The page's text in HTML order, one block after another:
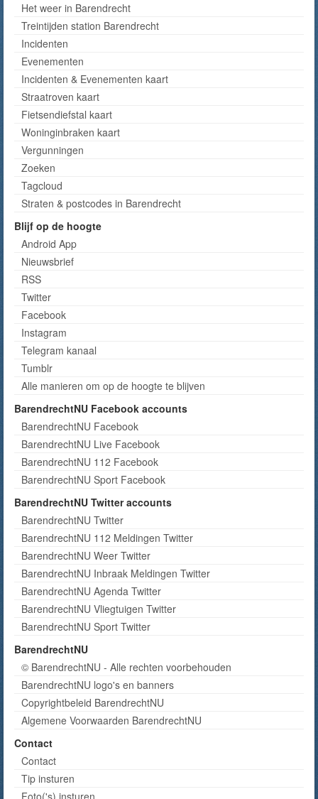
Het weer in Barendrecht
Treintijden station Barendrecht
Incidenten
Evenementen
Incidenten & Evenementen kaart
Straatroven kaart
Fietsendiefstal kaart
Woninginbraken kaart
Vergunningen
Zoeken
Tagcloud
Straten & postcodes in Barendrecht
Blijf op de hoogte
Android App
Nieuwsbrief
RSS
Twitter
Facebook
Instagram
Telegram kanaal
Tumblr
Alle manieren om op de hoogte te blijven
BarendrechtNU Facebook accounts
BarendrechtNU Facebook
BarendrechtNU Live Facebook
BarendrechtNU 112 Facebook
BarendrechtNU Sport Facebook
BarendrechtNU Twitter accounts
BarendrechtNU Twitter
BarendrechtNU 112 Meldingen Twitter
BarendrechtNU Weer Twitter
BarendrechtNU Inbraak Meldingen Twitter
BarendrechtNU Agenda Twitter
BarendrechtNU Vliegtuigen Twitter
BarendrechtNU Sport Twitter
BarendrechtNU
© BarendrechtNU - Alle rechten voorbehouden
BarendrechtNU logo's en banners
Copyrightbeleid BarendrechtNU
Algemene Voorwaarden BarendrechtNU
Contact
Contact
Tip insturen
Foto('s) insturen